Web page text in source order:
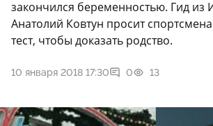
закончился беременностью. Гид из
Анатолий Ковтун просит
тест, чтобы доказать родство.
10 января 2018 17:30 0 13